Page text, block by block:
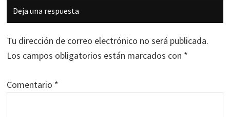
Interacciones
con
los
lectores
Deja una respuesta
Tu dirección de correo electrónico no será publicada.
Los campos obligatorios están marcados con *
Comentario *